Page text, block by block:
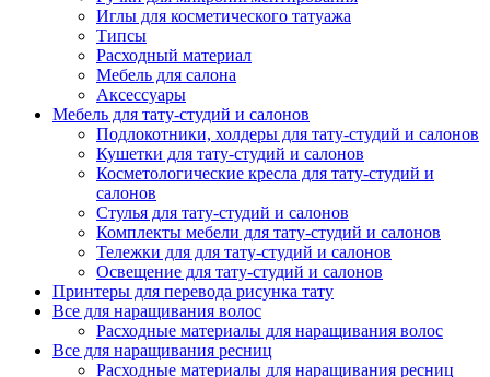
Иглы для косметического татуажа
Типсы
Расходный материал
Мебель для салона
Аксессуары
Мебель для тату-студий и салонов
Подлокотники, холдеры для тату-студий и салонов
Кушетки для тату-студий и салонов
Косметологические кресла для тату-студий и
салонов
Стулья для тату-студий и салонов
Комплекты мебели для тату-студий и салонов
Тележки для для тату-студий и салонов
Освещение для тату-студий и салонов
Принтеры для перевода рисунка тату
Все для наращивания волос
Расходные материалы для наращивания волос
Все для наращивания ресниц
Расходные материалы для наращивания ресниц